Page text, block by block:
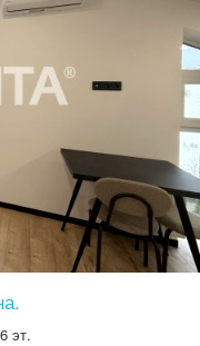
як для власного
для
эт.